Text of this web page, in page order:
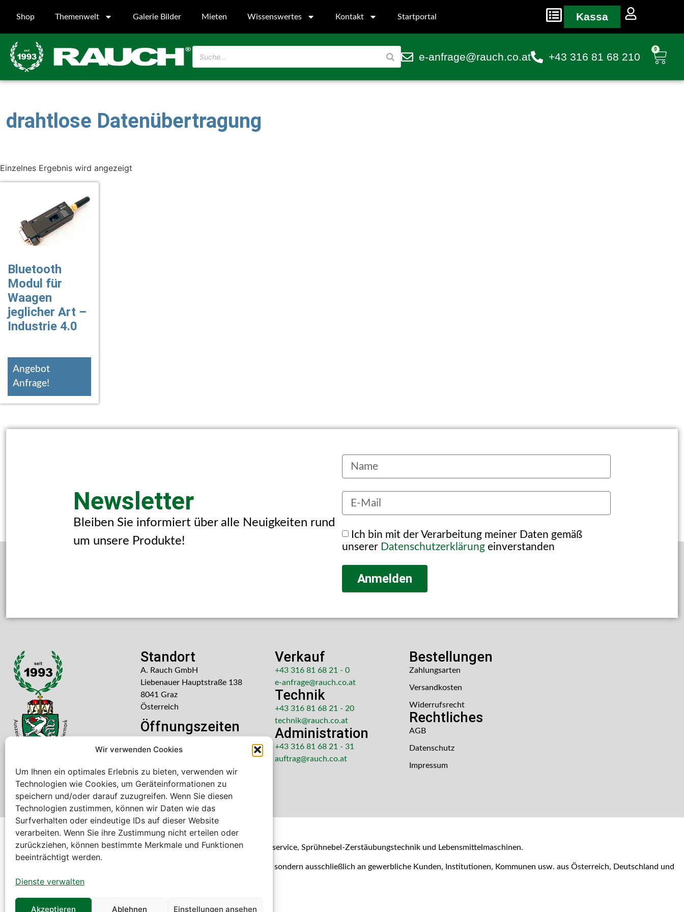
Wir verwenden Cookies
Um Ihnen ein optimales Erlebnis zu bieten, verwenden wir
Technologien wie Cookies, um Geräteinformationen zu
speichern und/oder darauf zuzugreifen. Wenn Sie diesen
Technologien zustimmen, können wir Daten wie das
Surfverhalten oder eindeutige IDs auf dieser Website
verarbeiten. Wenn Sie ihre Zustimmung nicht erteilen oder
zurückziehen, können bestimmte Merkmale und Funktionen
beeinträchtigt werden.
Dienste verwalten
Akzeptieren Ablehnen Einstellungen ansehen
Shop Themenwelt Galerie Bilder Mieten Wissenswertes Kontakt Startportal Kassa
e-anfrage@rauch.co.at +43 316 81 68 210
0
drahtlose Datenübertragung
Einzelnes Ergebnis wird angezeigt
Bluetooth
Modul für
Waagen
jeglicher Art –
Industrie 4.0
Angebot
Anfrage!
Newsletter
Bleiben Sie informiert über alle Neuigkeiten rund
um unsere Produkte!
Ich bin mit der Verarbeitung meiner Daten gemäß
unserer Datenschutzerklärung einverstanden
Anmelden
Standort
A. Rauch GmbH
Liebenauer Hauptstraße 138
8041 Graz
Österreich
Öffnungszeiten
Freitag: 08:00 – 14:30 Uhr
Verkauf
+43 316 81 68 21 - 0
e-anfrage@rauch.co.at
Technik
+43 316 81 68 21 - 20
technik@rauch.co.at
Administration
+43 316 81 68 21 - 31
auftrag@rauch.co.at
Bestellungen
Zahlungsarten
Versandkosten
Widerrufsrecht
Rechtliches
AGB
Datenschutz
Impressum
Bei diesem Webshop handelt es sich um einen B2B-Webshop
A. Rauch GmbH – Ihr Experte aus Österreich für Waagen, Eich- & Kalibrierservice, Sprühnebel-Zerstäubungstechnik und Lebensmittelmaschinen.
Sämtliche Angebote der A. Rauch GmbH richten sich nicht an Verbraucher, sondern ausschließlich an gewerbliche Kunden, Institutionen, Kommunen usw. aus Österreich, Deutschland und
der Schweiz (weitere Länder auf Anfrage).
Alle Preisangaben zzgl. MwSt. und zzgl. Versandkosten